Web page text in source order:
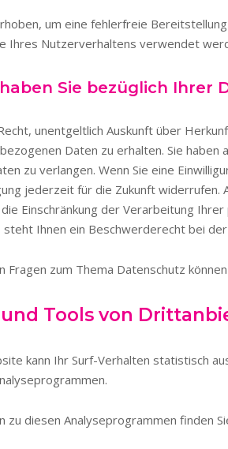
um eine fehlerfreie
Ihres Nutzerverhaltens verwendet
Sie bezüglich Ihrer
unentgeltlich Auskunft über
Daten zu erhalten. Sie haben
zu verlangen. Wenn Sie eine
jederzeit für die Zukunft widerrufen.
Einschränkung der Verarbeitung
Ihnen ein Beschwerderecht bei
zum Thema Datenschutz
Tools von
kann Ihr Surf-Verhalten statistisch
zu diesen Analyseprogrammen finden